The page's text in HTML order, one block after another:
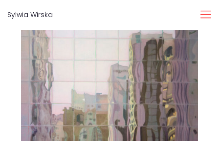
Sylwia Wirska